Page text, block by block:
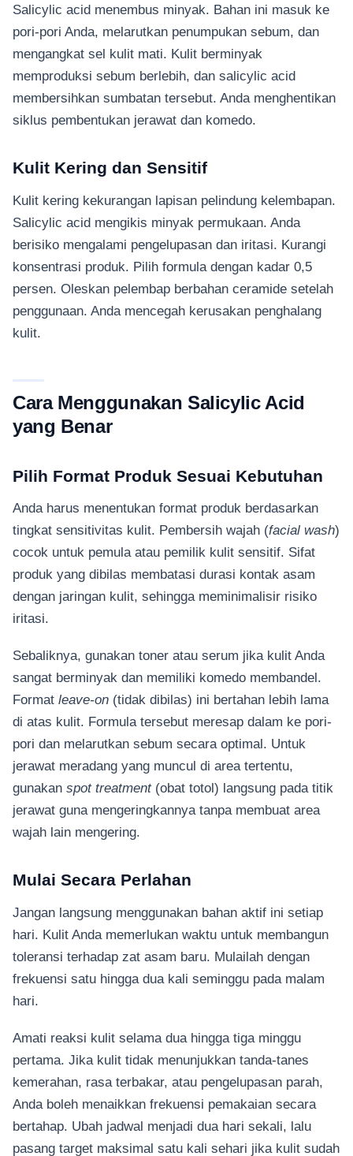
Salicylic acid menembus minyak. Bahan ini masuk ke
pori-pori Anda, melarutkan penumpukan sebum, dan
mengangkat sel kulit mati. Kulit berminyak
memproduksi sebum berlebih, dan salicylic acid
membersihkan sumbatan tersebut. Anda menghentikan
siklus pembentukan jerawat dan komedo.
Kulit Kering dan Sensitif
Kulit kering kekurangan lapisan pelindung kelembapan.
Salicylic acid mengikis minyak permukaan. Anda
berisiko mengalami pengelupasan dan iritasi. Kurangi
konsentrasi produk. Pilih formula dengan kadar 0,5
persen. Oleskan pelembap berbahan ceramide setelah
penggunaan. Anda mencegah kerusakan penghalang
kulit.
Cara Menggunakan Salicylic Acid
yang Benar
Pilih Format Produk Sesuai Kebutuhan
Anda harus menentukan format produk berdasarkan
tingkat sensitivitas kulit. Pembersih wajah (facial wash)
cocok untuk pemula atau pemilik kulit sensitif. Sifat
produk yang dibilas membatasi durasi kontak asam
dengan jaringan kulit, sehingga meminimalisir risiko
iritasi.
Sebaliknya, gunakan toner atau serum jika kulit Anda
sangat berminyak dan memiliki komedo membandel.
Format leave-on (tidak dibilas) ini bertahan lebih lama
di atas kulit. Formula tersebut meresap dalam ke pori-
pori dan melarutkan sebum secara optimal. Untuk
jerawat meradang yang muncul di area tertentu,
gunakan spot treatment(obat totol) langsung pada titik
jerawat guna mengeringkannya tanpa membuat area
wajah lain mengering.
Mulai Secara Perlahan
Jangan langsung menggunakan bahan aktif ini setiap
hari. Kulit Anda memerlukan waktu untuk membangun
toleransi terhadap zat asam baru. Mulailah dengan
frekuensi satu hingga dua kali seminggu pada malam
hari.
Amati reaksi kulit selama dua hingga tiga minggu
pertama. Jika kulit tidak menunjukkan tanda-tanes
kemerahan, rasa terbakar, atau pengelupasan parah,
Anda boleh menaikkan frekuensi pemakaian secara
bertahap. Ubah jadwal menjadi dua hari sekali, lalu
pasang target maksimal satu kali sehari jika kulit sudah